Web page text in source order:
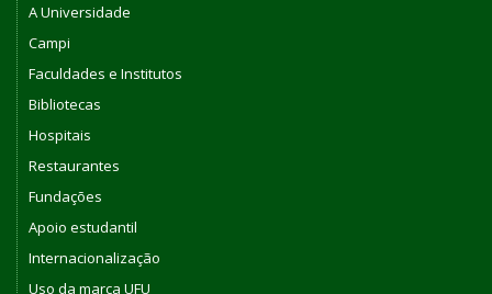
A Universidade
Campi
Faculdades e Institutos
Bibliotecas
Hospitais
Restaurantes
Fundações
Apoio estudantil
Internacionalização
Uso da marca UFU